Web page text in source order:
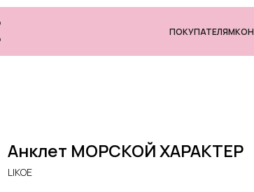
Анклет МОРСКОЙ ХАРАКТЕР
LIKOE
ПОКУПАТЕЛЯМ